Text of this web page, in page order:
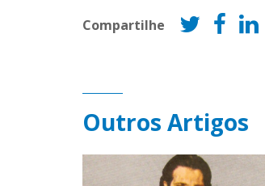
Compartilhe
Outros Artigos